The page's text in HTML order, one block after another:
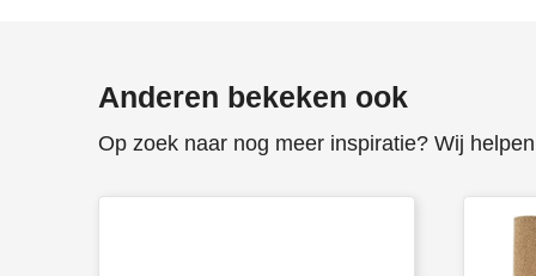
Anderen bekeken ook
Op zoek naar nog meer inspiratie? Wij